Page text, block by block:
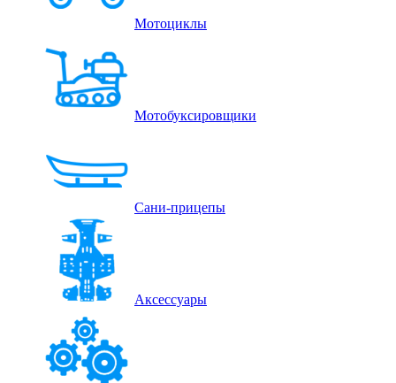
Мотоциклы
Мотобуксировщики
Сани-прицепы
Аксессуары